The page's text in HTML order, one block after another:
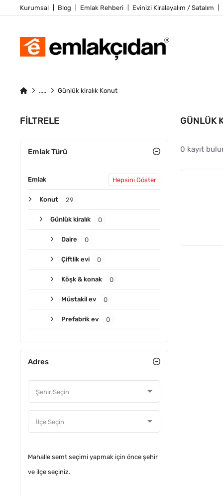
Kurumsal Blog Emlak Rehberi Evinizi Kiralayalım / Satalım
Günlük kiralık Konut
FILTRELE
Emlak Türü
Emlak Hepsini Göster
Konut 29
Günlük kiralık 0
Daire 0
Çiftlik evi 0
Köşk & konak 0
Müstakil ev 0
Prefabrik ev 0
Vip villa 0
Yazlık
Adres
Mahalle semt seçimi yapmak için önce şehir
ve ilçe seçiniz.
GÜNLÜK
0 kayıt